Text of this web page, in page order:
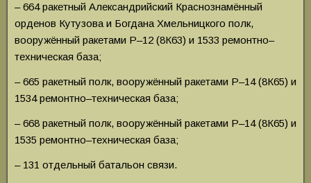
– 664 ракетный Александрийский Краснознамённый
орденов Кутузова и Богдана Хмельницкого полк,
вооружённый ракетами Р–12 (8К63) и 1533 ремонтно–
техническая база;
– 665 ракетный полк, вооружённый ракетами Р–14 (8К65) и
1534 ремонтно–техническая база;
– 668 ракетный полк, вооружённый ракетами Р–14 (8К65) и
1535 ремонтно–техническая база;
– 131 отдельный батальон связи.